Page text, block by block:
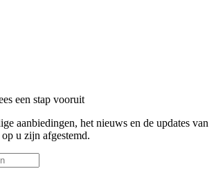
een stap vooruit
aanbiedingen, het nieuws en de updates van
u zijn afgestemd.